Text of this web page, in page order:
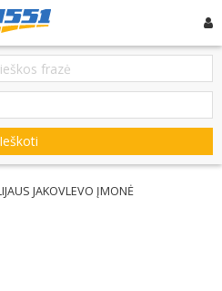
Ieškoti
JAKOVLEVO ĮMONĖ